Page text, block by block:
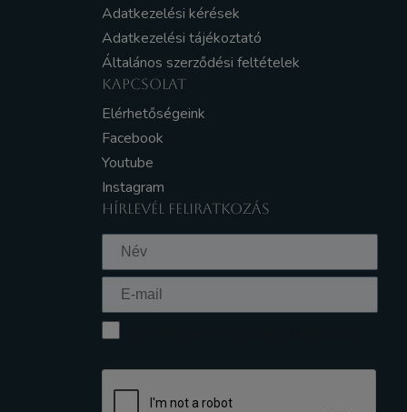
Adatkezelési kérések
Adatkezelési tájékoztató
Általános szerződési feltételek
KAPCSOLAT
Elérhetőségeink
Facebook
Youtube
Instagram
HÍRLEVÉL FELIRATKOZÁS